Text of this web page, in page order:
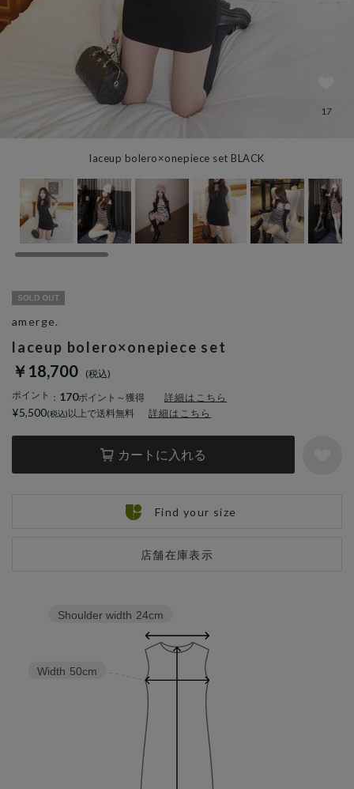
laceup bolero×onepiece set BLACK
17
laceup bolero×onepiece set
￥18,700
ポイント ： 170ポイント～獲得 詳細はこちら
カートに入れる
店舗在庫表示
amerge.
¥5,500 以上で送料無料 詳細はこちら
Find your size
Width 50cm
Shoulder width 24cm